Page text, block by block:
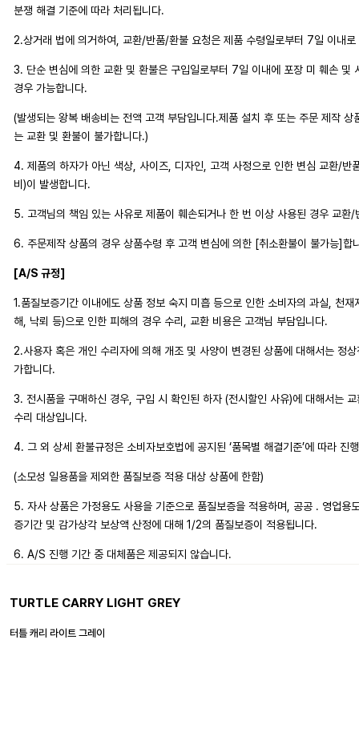
분쟁 해결 기준에 따라 처리됩니다.
2.상거래 법에 의거하여, 교환/반품/환불 요청은 제품 수령일로부터 7일 이내로
3. 단순 변심에 의한 교환 및 환불은 구입일로부터 7일 이내에 포장 미 훼손 및
경우 가능합니다.
(발생되는 왕복 배송비는 전액 고객 부담입니다.제품 설치 후 또는 주문 제작 상
는 교환 및 환불이 불가합니다.)
4. 제품의 하자가 아닌 색상, 사이즈, 디자인, 고객 사정으로 인한 변심 교환/반
비)이 발생합니다.
5. 고객님의 책임 있는 사유로 제품이 훼손되거나 한 번 이상 사용된 경우 교환/
6. 주문제작 상품의 경우 상품수령 후 고객 변심에 의한 [취소환불이 불가능]합
[A/S 규정]
1.품질보증기간 이내에도 상품 정보 숙지 미흡 등으로 인한 소비자의 과실, 천
해, 낙뢰 등)으로 인한 피해의 경우 수리, 교환 비용은 고객님 부담입니다.
2.사용자 혹은 개인 수리자에 의해 개조 및 사양이 변경된 상품에 대해서는 정
가합니다.
3. 전시품을 구매하신 경우, 구입 시 확인된 하자 (전시할인 사유)에 대해서는
수리 대상입니다.
4. 그 외 상세 환불규정은 소비자보호법에 공지된 ‘품목별 해결기준’에 따라 진
(소모성 일용품을 제외한 품질보증 적용 대상 상품에 한함)
5. 자사 상품은 가정용도 사용을 기준으로 품질보증을 적용하며, 공공 . 영업용
증기간 및 감가상각 보상액 산정에 대해 1/2의 품질보증이 적용됩니다.
6. A/S 진행 기간 중 대체품은 제공되지 않습니다.
TURTLE CARRY LIGHT GREY
터틀 캐리 라이트 그레이